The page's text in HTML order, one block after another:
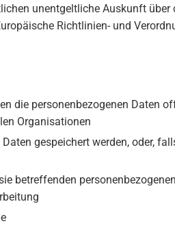
unentgeltliche Auskunft
Richtlinien- und
die personenbezogenen Daten
Organisationen
gespeichert werden, oder,
betreffenden